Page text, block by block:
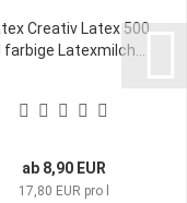
Creativ Latex 500
farbige Latexmilch...
ab 8,90 EUR
17,80 EUR pro l